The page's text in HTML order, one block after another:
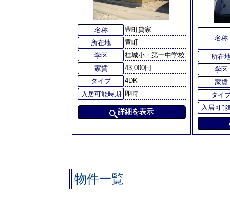
名称
豊町貸家
所在地
豊町
学区
桂城小・第一中学校
家賃
43,000円
タイプ
4DK
入居可能時期 即時
詳細を表示
名称
所在
学区
家賃
タイ
入居可能
物件一覧